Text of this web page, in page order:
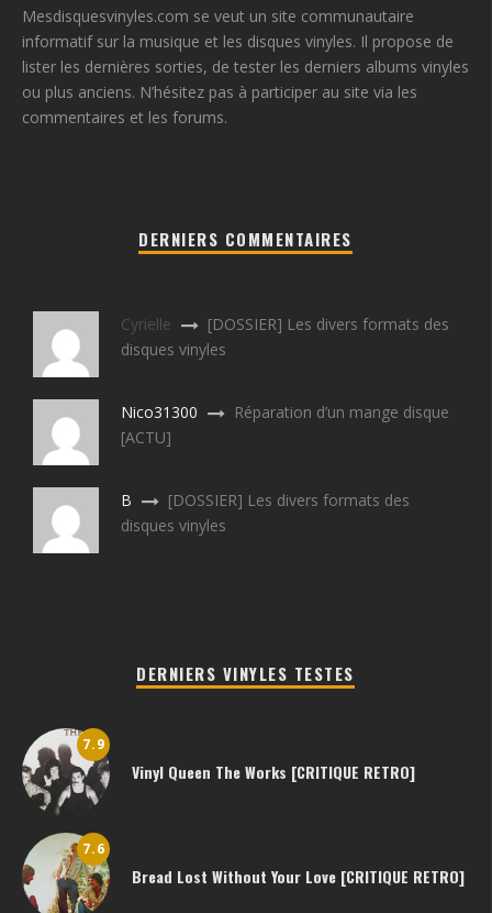
Mesdisquesvinyles.com se veut un site communautaire
informatif sur la musique et les disques vinyles. Il propose de
lister les dernières sorties, de tester les derniers albums vinyles
ou plus anciens. N’hésitez pas à participer au site via les
commentaires et les forums.
DERNIERS COMMENTAIRES
Cyrielle
[DOSSIER] Les divers formats des
disques vinyles
Nico31300
Réparation d’un mange disque
[ACTU]
B
[DOSSIER] Les divers formats des
disques vinyles
DERNIERS VINYLES TESTES
7.9
Vinyl Queen The Works [CRITIQUE RETRO]
7.6
Bread Lost Without Your Love [CRITIQUE RETRO]